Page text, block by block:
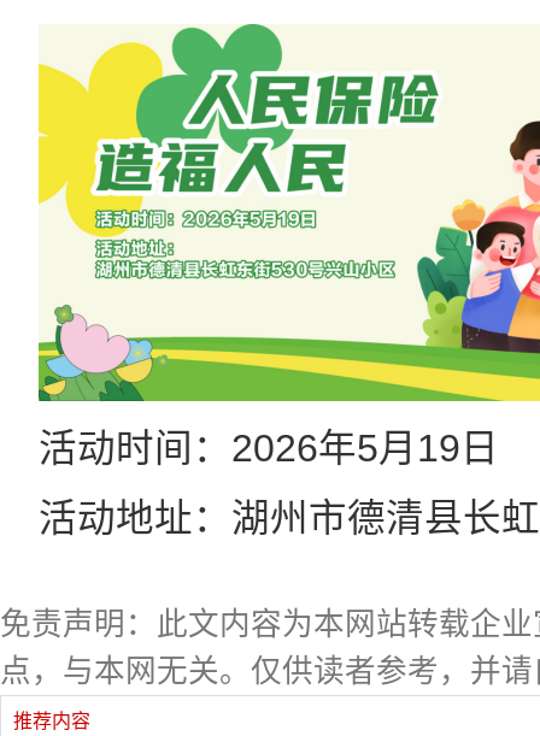
活动时间：2026年5月19日
活动地址：湖州市德清县长
免责声明：此文内容为本网站转载企
点，与本网无关。仅供读者参考，并
推荐内容